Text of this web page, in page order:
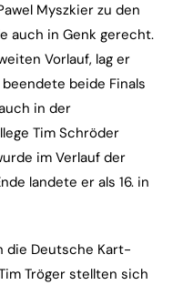
Myszkier zu den
auch in Genk gerecht.
Vorlauf, lag er
beide Finals
in der
Tim Schröder
im Verlauf der
landete er als 16. in
die Deutsche Kart-
Tröger stellten sich